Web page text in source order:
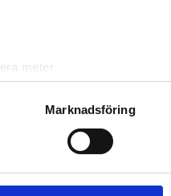
meter
. Du kan ändra
information från din enhet
Marknadsföring
som Susanne –